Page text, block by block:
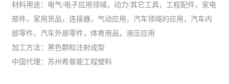
材料用途：电气/电子应用领域，动力/其它工具，工程配件，家电
部件，家用货品，连接器，气动应用，汽车领域的应用，汽车内
部零件，汽车外部零件，体育用品，液压应用
加工方法：黑色颗粒注射成型
中国代理：苏州希普能工程塑料